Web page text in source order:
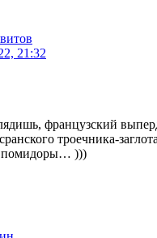
21:32
французский
троечника-
помидоры… )))